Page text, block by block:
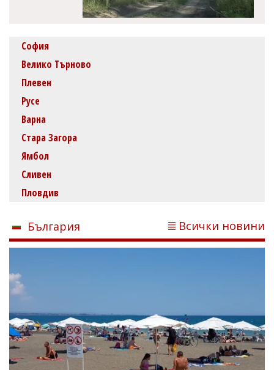
София
Велико Търново
Плевен
Русе
Варна
Стара Загора
Ямбол
Сливен
Пловдив
България Всички новини